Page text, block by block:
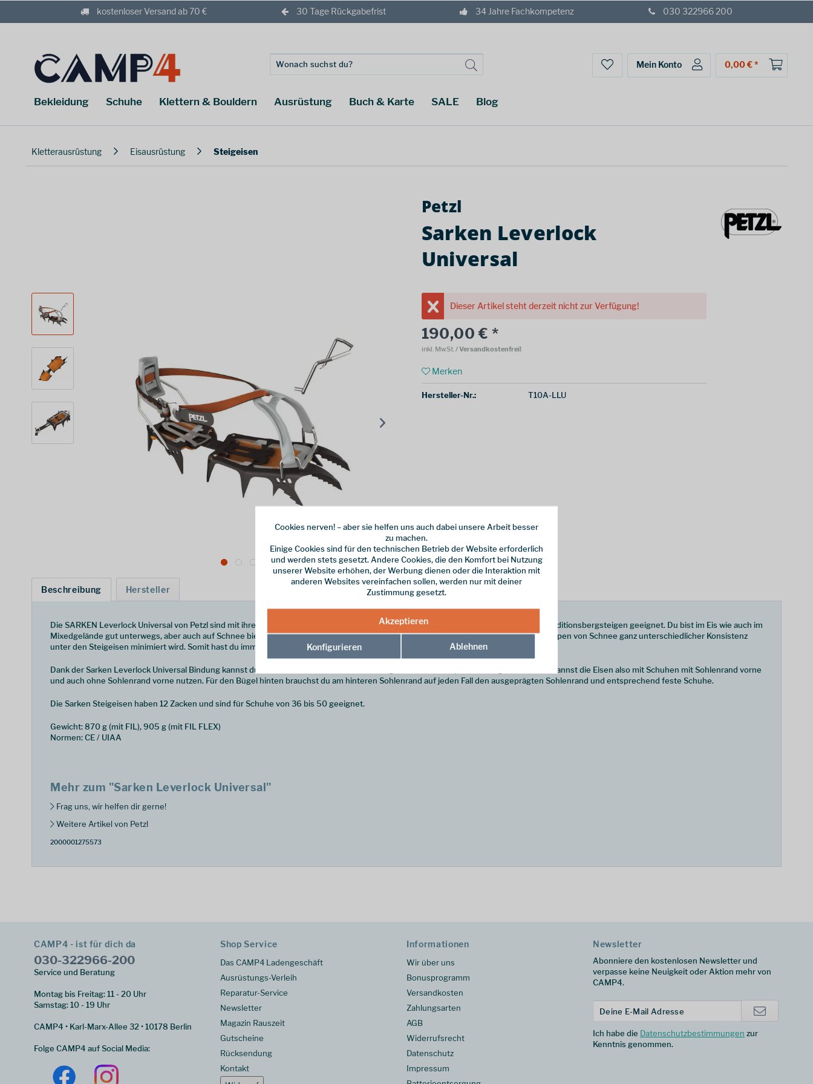
kostenloser Versand ab 70 € 30 Tage Rückgabefrist 34 Jahre Fachkompetenz 030 322966 200
Mein Konto 0,00 € *
Bekleidung Schuhe Klettern & Bouldern Ausrüstung Buch & Karte SALE Blog
Kletterausrüstung Eisausrüstung Steigeisen
Petzl
Sarken Leverlock
Universal
Dieser Artikel steht derzeit nicht zur Verfügung!
190,00 € *
inkl. MwSt./ Versandkostenfrei!
Merken
Hersteller-Nr.: T10A-LLU
Beschreibung Hersteller
Die SARKEN Leverlock Universal von Petzl sind mit ihren aggressiven Frontzacken und der ultrarobusten Bauweise optimal für das Expeditionsbergsteigen geeignet. Du bist im Eis wie auch im
Mixedgelände gut unterwegs, aber auch auf Schnee bieten die Eisen gute Tragfähigkeit. Antistollplatten sind dabei, sodass das Verklumpen von Schnee ganz unterschiedlicher Konsistenz
unter den Steigeisen minimiert wird. Somit hast du immer sicheren Halt.
Dank der Sarken Leverlock Universal Bindung kannst du vorne sowohl mit Körbchenbindung als auch mit Step-In Bindung arbeiten. Du kannst die Eisen also mit Schuhen mit Sohlenrand vorne
und auch ohne Sohlenrand vorne nutzen. Für den Bügel hinten brauchst du am hinteren Sohlenrand auf jeden Fall den ausgeprägten Sohlenrand und entsprechend feste Schuhe.
Die Sarken Steigeisen haben 12 Zacken und sind für Schuhe von 36 bis 50 geeignet.
Gewicht: 870 g (mit FIL), 905 g (mit FIL FLEX)
Normen: CE / UIAA
Mehr zum "Sarken Leverlock Universal"
Frag uns, wir helfen dir gerne!
Weitere Artikel von Petzl
2000001275573
CAMP4 - ist für dich da
030-322966-200
Service und Beratung
Montag bis Freitag: 11 - 20 Uhr
Samstag: 10 - 19 Uhr
CAMP4 • Karl-Marx-Allee 32 • 10178 Berlin
Folge CAMP4 auf Social Media:
Shop Service
Das CAMP4 Ladengeschäft
Ausrüstungs-Verleih
Reparatur-Service
Newsletter
Magazin Rauszeit
Gutscheine
Rücksendung
Kontakt
Informationen
Wir über uns
Bonusprogramm
Versandkosten
Zahlungsarten
AGB
Widerrufsrecht
Datenschutz
Impressum
Newsletter
Abonniere den kostenlosen Newsletter und
verpasse keine Neuigkeit oder Aktion mehr von
CAMP4.
Ich habe die Datenschutzbestimmungen zur
Kenntnis genommen.
Cookies nerven! – aber sie helfen uns auch dabei unsere Arbeit besser
zu machen.
Einige Cookies sind für den technischen Betrieb der Website erforderlich
und werden stets gesetzt. Andere Cookies, die den Komfort bei Nutzung
unserer Website erhöhen, der Werbung dienen oder die Interaktion mit
anderen Websites vereinfachen sollen, werden nur mit deiner
Zustimmung gesetzt.
Akzeptieren
Konfigurieren Ablehnen